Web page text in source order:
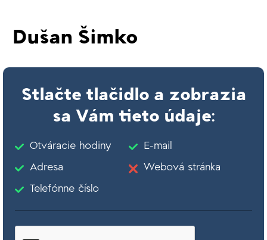
Dušan Šimko
Stlačte tlačidlo a zobrazia
sa Vám tieto údaje:
Otváracie hodiny
Adresa
Telefónne číslo
E-mail
Webová stránka